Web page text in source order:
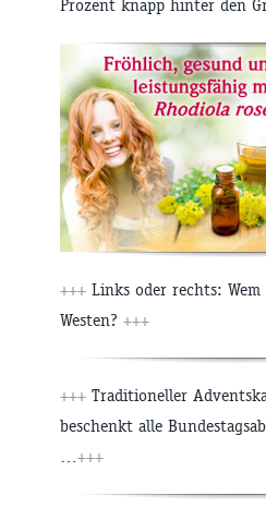
Prozent knapp hinter den
+++ Links oder rechts:
Westen? +++
+++ Traditioneller
beschenkt alle
…+++